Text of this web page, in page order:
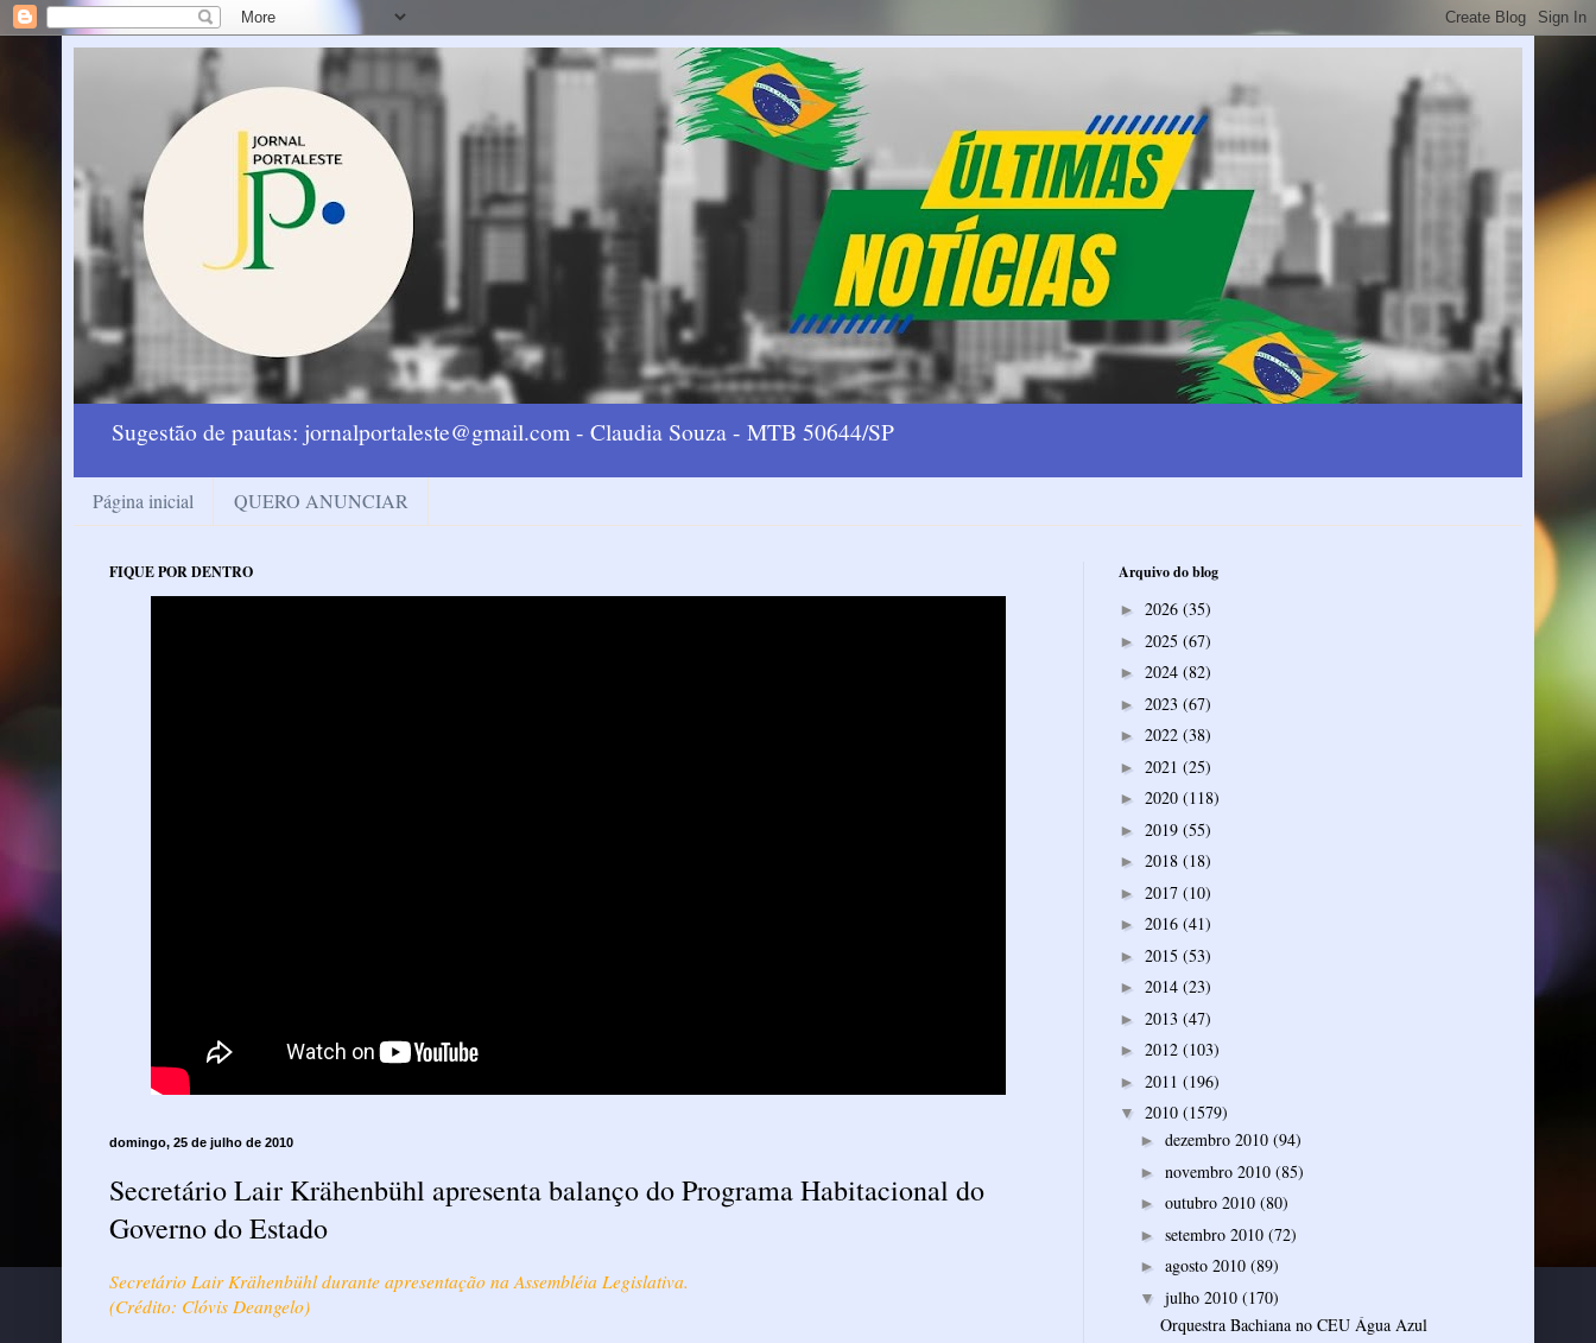
Sugestão de pautas: jornalportaleste@gmail.com - Claudia Souza - MTB 50644/SP
Página inicial QUERO ANUNCIAR
FIQUE POR DENTRO
domingo, 25 de julho de 2010
Secretário Lair Krähenbühl apresenta balanço do Programa Habitacional do
Governo do Estado
Secretário Lair Krähenbühl durante apresentação na Assembléia Legislativa.
(Crédito: Clóvis Deangelo)
Arquivo do blog
► 2026 (35)
► 2025 (67)
► 2024 (82)
► 2023 (67)
► 2022 (38)
► 2021 (25)
► 2020 (118)
► 2019 (55)
► 2018 (18)
► 2017 (10)
► 2016 (41)
► 2015 (53)
► 2014 (23)
► 2013 (47)
► 2012 (103)
► 2011 (196)
▼ 2010 (1579)
► dezembro 2010 (94)
► novembro 2010 (85)
► outubro 2010 (80)
► setembro 2010 (72)
► agosto 2010 (89)
▼ julho 2010 (170)
Orquestra Bachiana no CEU Água Azul